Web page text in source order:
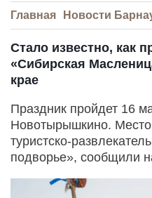
Главная Новости
Стало известно, как
«Сибирская
крае
Праздник пройдет 16
Новотырышкино.
туристско-
подворье», сообщили